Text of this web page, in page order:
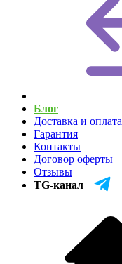
Блог
Доставка и оплата
Гарантия
Контакты
Договор оферты
Отзывы
TG-канал